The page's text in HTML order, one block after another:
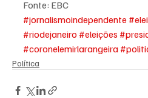
Fonte: EBC
#jornalismoindependente
#riodejaneiro #eleições
#coronelemirlarangeira
Política